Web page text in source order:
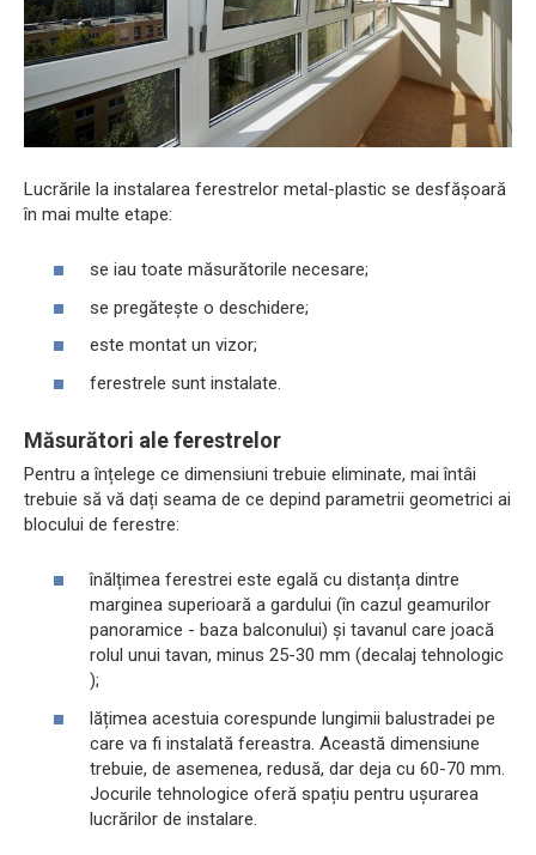
Lucrările la instalarea ferestrelor metal-plastic se desfășoară
în mai multe etape:
se iau toate măsurătorile necesare;
se pregătește o deschidere;
este montat un vizor;
ferestrele sunt instalate.
Măsurători ale ferestrelor
Pentru a înțelege ce dimensiuni trebuie eliminate, mai întâi
trebuie să vă dați seama de ce depind parametrii geometrici ai
blocului de ferestre:
înălțimea ferestrei este egală cu distanța dintre
marginea superioară a gardului (în cazul geamurilor
panoramice - baza balconului) și tavanul care joacă
rolul unui tavan, minus 25-30 mm (decalaj tehnologic
);
lățimea acestuia corespunde lungimii balustradei pe
care va fi instalată fereastra. Această dimensiune
trebuie, de asemenea, redusă, dar deja cu 60-70 mm.
Jocurile tehnologice oferă spațiu pentru ușurarea
lucrărilor de instalare.